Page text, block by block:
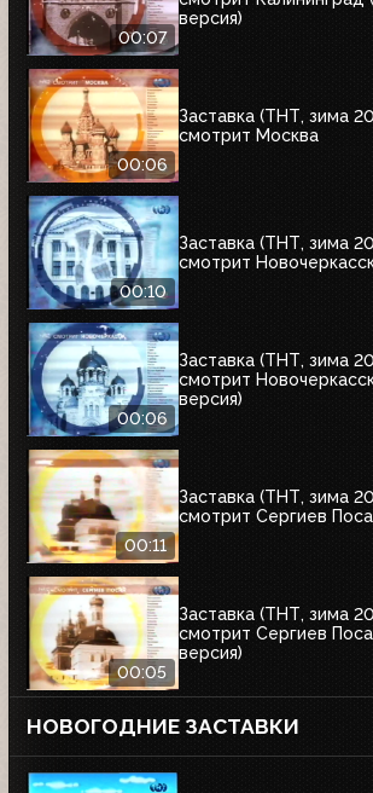
00:07
версия)
00:06
Заставка (ТНТ, зима
смотрит Москва
00:10
Заставка (ТНТ, зима
смотрит
00:06
Заставка (ТНТ, зима
смотрит
версия)
00:11
Заставка (ТНТ, зима
смотрит Сергиев
00:05
Заставка (ТНТ, зима
смотрит Сергиев
версия)
НОВОГОДНИЕ ЗАСТАВКИ